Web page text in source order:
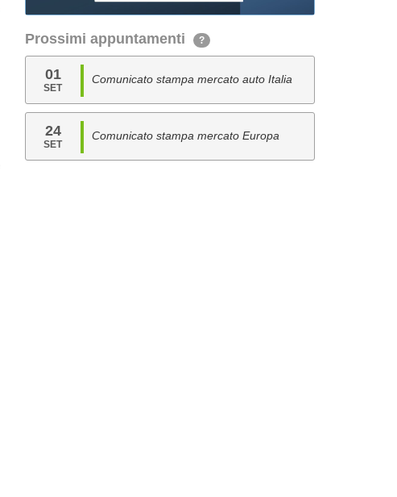
Prossimi appuntamenti ?
01
SET
Comunicato stampa mercato auto Italia
24
SET
Comunicato stampa mercato Europa